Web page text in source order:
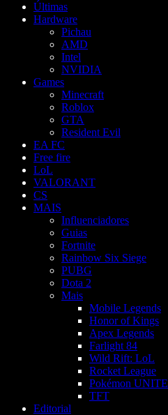
Últimas
Hardware
Pichau
AMD
Intel
NVIDIA
Games
Minecraft
Roblox
GTA
Resident Evil
EA FC
Free fire
LoL
VALORANT
CS
MAIS
Influenciadores
Guias
Fortnite
Rainbow Six Siege
PUBG
Dota 2
Mais
Mobile Legends
Honor of Kings
Apex Legends
Farlight 84
Wild Rift: LoL
Rocket League
Pokémon UNITE
TFT
Editorial